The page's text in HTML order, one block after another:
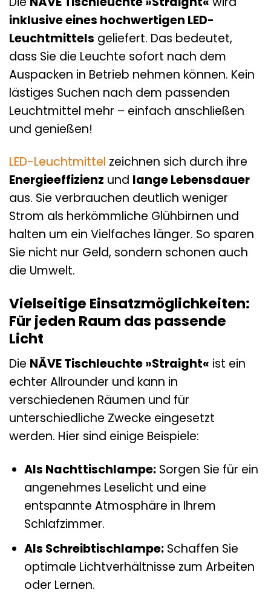
inklusive eines hochwertigen LED-
Leuchtmittels geliefert. Das bedeutet,
dass Sie die Leuchte sofort nach dem
Auspacken in Betrieb nehmen können. Kein
lästiges Suchen nach dem passenden
Leuchtmittel mehr – einfach anschließen
und genießen!
LED-Leuchtmittel zeichnen sich durch ihre
Energieeffizienz und lange Lebensdauer
aus. Sie verbrauchen deutlich weniger
Strom als herkömmliche Glühbirnen und
halten um ein Vielfaches länger. So sparen
Sie nicht nur Geld, sondern schonen auch
die Umwelt.
Vielseitige Einsatzmöglichkeiten:
Für jeden Raum das passende
Licht
Die NÄVE Tischleuchte »Straight« ist ein
echter Allrounder und kann in
verschiedenen Räumen und für
unterschiedliche Zwecke eingesetzt
werden. Hier sind einige Beispiele:
Als Nachttischlampe:Sorgen Sie für ein
angenehmes Leselicht und eine
entspannte Atmosphäre in Ihrem
Schlafzimmer.
Als Schreibtischlampe:Schaffen Sie
optimale Lichtverhältnisse zum Arbeiten
oder Lernen.